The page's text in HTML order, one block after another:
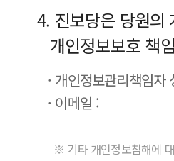
4. 진보당은 당원의
개인정보보호 책
· 개인정보관리책임자
· 이메일 :
※ 기타 개인정보침해에